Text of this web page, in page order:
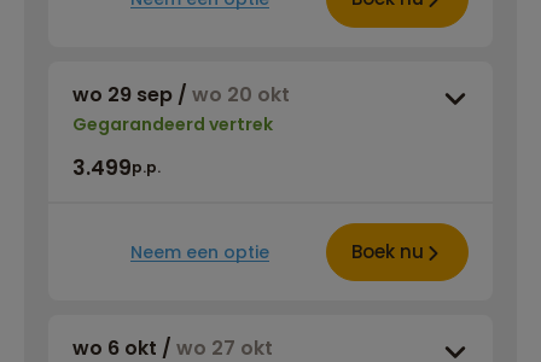
wo 29 sep / wo 20 okt
Gegarandeerd vertrek
3.499p.p.
Neem een optie Boek nu
wo 6 okt / wo 27 okt